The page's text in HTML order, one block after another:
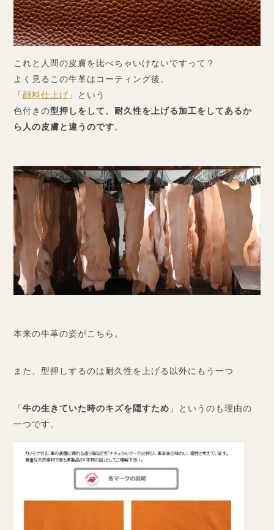
これと人間の皮膚を比べちゃいけないですって？
よく見るこの牛革はコーティング後。
「 顔料仕上げ 」という
色付きの型押しをして、耐久性を上げる加工をしてあるか
ら人の皮膚と違うのです。
本来の牛革の姿がこちら。
また、型押しするのは耐久性を上げる以外にもう一つ
「牛の生きていた時のキズを隠すため 」というのも理由の
一つです。